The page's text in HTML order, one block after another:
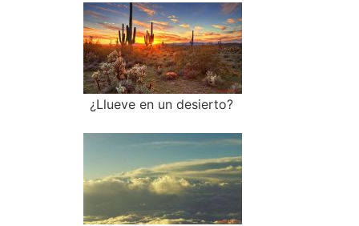
¿Llueve en un desierto?